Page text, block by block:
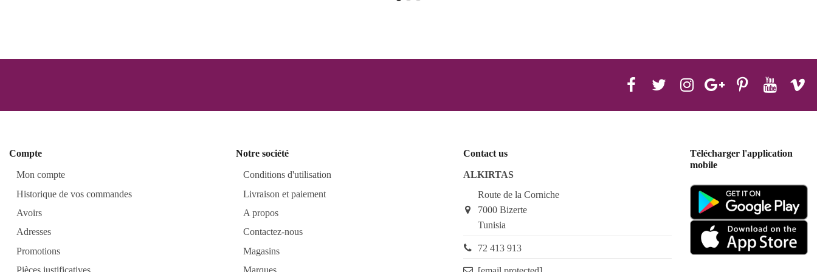
Compte
Mon compte
Historique de vos commandes
Avoirs
Adresses
Promotions
Notre société
Conditions d'utilisation
Livraison et paiement
A propos
Contactez-nous
Magasins
Contact us
ALKIRTAS
Route de la Corniche
7000 Bizerte
Tunisia
72 413 913
Télécharger l'application
mobile